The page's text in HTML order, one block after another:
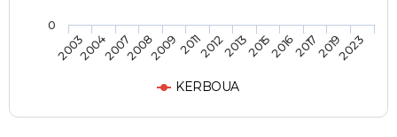
KERBOUA
2003200420072008200920112012201320152016201720192023
0